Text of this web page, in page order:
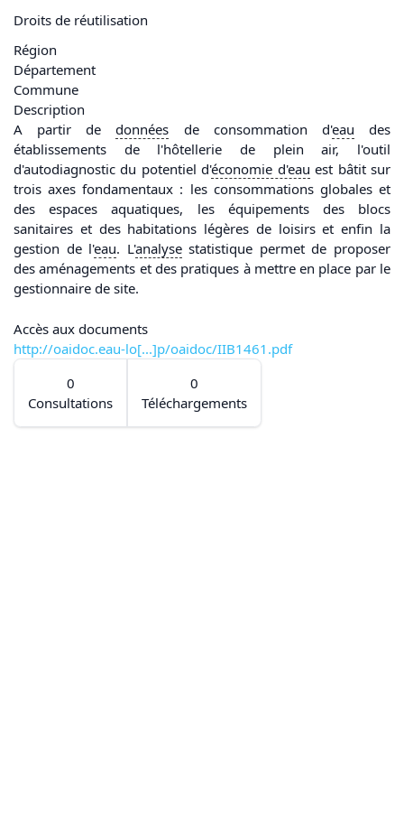
Droits de réutilisation
Région
Département
Commune
Description
A partir dedonnées de consommation d'eau des
établissements de l'hôtellerie de plein air, l'outil
d'autodiagnostic du potentiel d'économie d'eau est bâtit sur
trois axes fondamentaux : les consommations globales et
des espaces aquatiques, les équipements des blocs
sanitaires et des habitations légères de loisirs et enfin la
gestion de l'eau. L'analysestatistique permet de proposer
des aménagements et des pratiques à mettre en place par le
gestionnaire de site.
Accès aux documents
http://oaidoc.eau-lo[...]p/oaidoc/IIB1461.pdf
0
Consultations
0
Téléchargements